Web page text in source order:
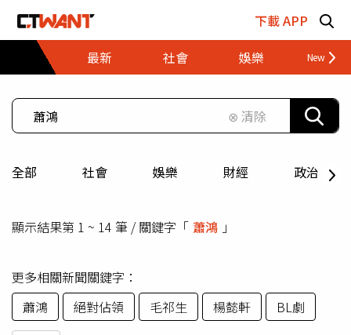
下載 APP
最新
社會 娛樂 財經
⊗ 清除
全部 社會 娛樂 財經 政治
顯示結果第 1 ~ 14 筆 / 關鍵字「 蕭鴻 」
更多相關新聞關鍵字：
蕭鴻
絕對佔領 毛祁生 楊懿軒 BL劇